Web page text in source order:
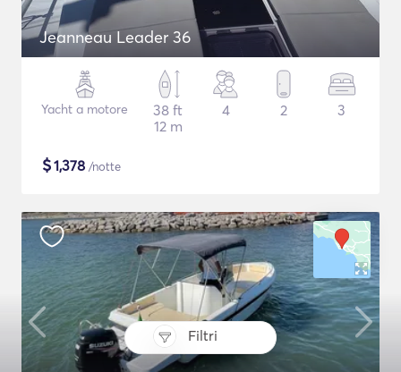
Filtri
Jeanneau Leader 36
Yacht a motore
38 ft
12 m
4 2 3
$1,378 /notte